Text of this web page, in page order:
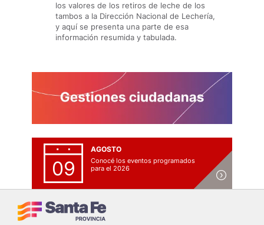
los valores de los retiros de leche de los
tambos a la Dirección Nacional de Lechería,
y aquí se presenta una parte de esa
información resumida y tabulada.
09
AGOSTO
Conocé los eventos programados
para el 2026